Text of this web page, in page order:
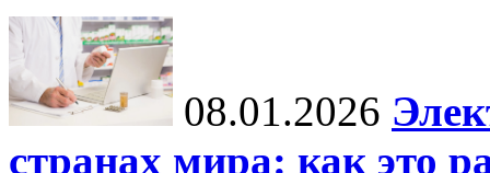
08.01.2026
странах мира: как это